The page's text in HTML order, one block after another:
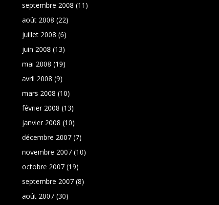
septembre 2008 (11)
août 2008 (22)
juillet 2008 (6)
juin 2008 (13)
mai 2008 (19)
avril 2008 (9)
mars 2008 (10)
février 2008 (13)
janvier 2008 (10)
décembre 2007(7)
novembre 2007(10)
octobre 2007(19)
septembre 2007(8)
août 2007(30)